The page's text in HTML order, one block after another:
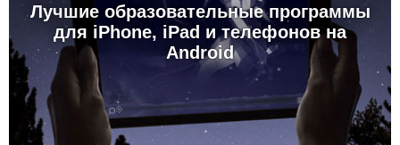
Лучшие образовательные программы
для iPhone, iPad и телефонов на
Android